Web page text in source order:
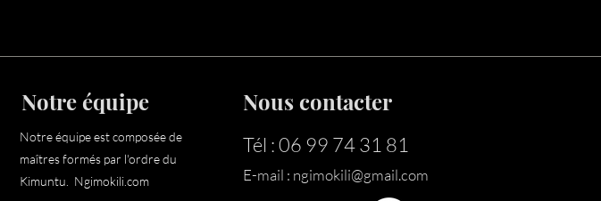
Notre équipe
Notre équipe est composée de
maîtres formés par l'ordre du
Kimuntu. Ngimokili.com
Nous contacter
Tél : 06 99 74 31 81
E-mail : ngimokili@gmail.com